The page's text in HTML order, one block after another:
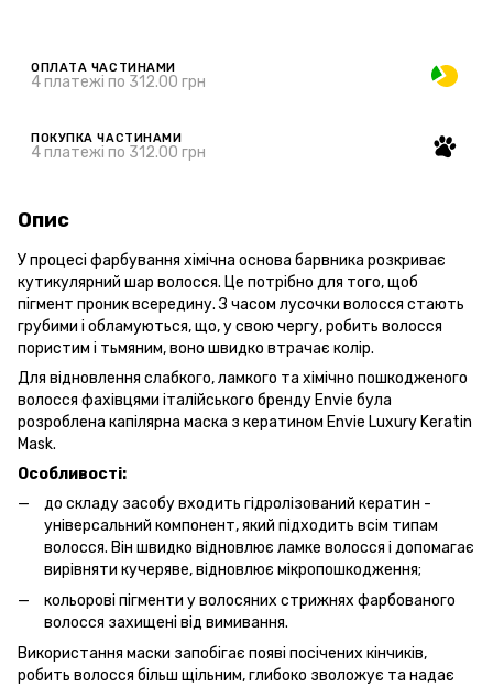
ОПЛАТА ЧАСТИНАМИ
4 платежі по 312.00 грн
ПОКУПКА ЧАСТИНАМИ
4 платежі по 312.00 грн
Опис
У процесі фарбування хімічна основа барвника розкриває
кутикулярний шар волосся. Це потрібно для того, щоб
пігмент проник всередину. З часом лусочки волосся стають
грубими і обламуються, що, у свою чергу, робить волосся
пористим і тьмяним, воно швидко втрачає колір.
Для відновлення слабкого, ламкого та хімічно пошкодженого
волосся фахівцями італійського бренду Envie була
розроблена капілярна маска з кератином Envie Luxury Keratin
Mask.
Особливості:
до складу засобу входить гідролізований кератин -
універсальний компонент, який підходить всім типам
волосся. Він швидко відновлює ламке волосся і допомагає
вирівняти кучеряве, відновлює мікропошкодження;
кольорові пігменти у волосяних стрижнях фарбованого
волосся захищені від вимивання.
Використання маски запобігає появі посічених кінчиків,
робить волосся більш щільним, глибоко зволожує та надає